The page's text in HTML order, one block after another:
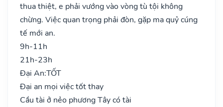
thua thiệt, e phải vướng vào vòng tù tội không
chừng. Việc quan trọng phải đòn, gặp ma quỷ cúng
tế mới an.
9h-11h
21h-23h
Đại An:TỐT
Đại an mọi việc tốt thay
Cầu tài ở nẻo phương Tây có tài